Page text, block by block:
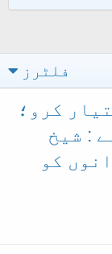
فلٹرز
کرو؛
: شیخ
کو